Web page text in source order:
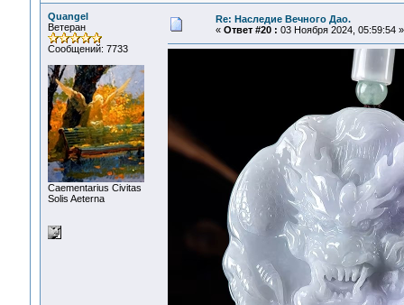
Quangel
Ветеран
Сообщений: 7733
Сaementarius Civitas
Solis Aeterna
Re: Наследие Вечного Дао.
« Ответ #20 : 03 Ноября 2024, 05:59:54 »